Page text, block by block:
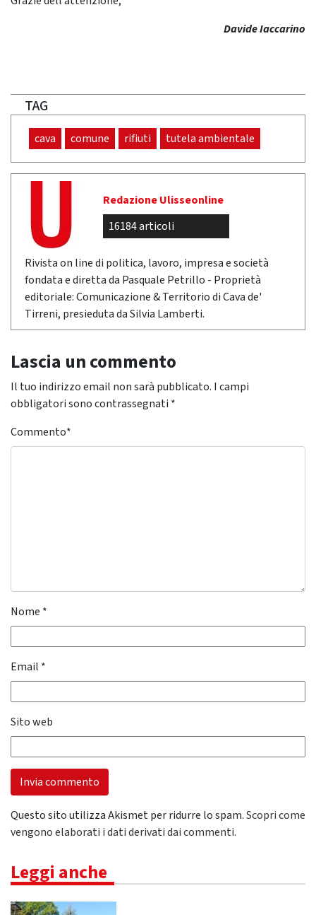
Davide Iaccarino
TAG
cava comune rifiuti tutela ambientale
Redazione Ulisseonline
16184 articoli
Rivista on line di politica, lavoro, impresa e società
fondata e diretta da Pasquale Petrillo - Proprietà
editoriale: Comunicazione & Territorio di Cava de'
Tirreni, presieduta da Silvia Lamberti.
Lascia un commento
Il tuo indirizzo email non sarà pubblicato. I campi
obbligatori sono contrassegnati *
Commento*
Nome *
Email *
Sito web
Questo sito utilizza Akismet per ridurre lo spam.Scopri come
vengono elaborati i dati derivati dai commenti.
Leggi anche